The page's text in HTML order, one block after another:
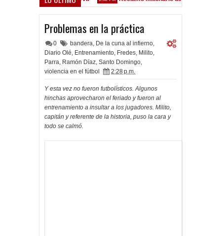
Problemas en la práctica
0 bandera, De la cuna al infierno,
Diario Olé, Entrenamiento, Fredes, Milito,
Parra, Ramón Díaz, Santo Domingo,
violencia en el fútbol
2:28 p.m.
Y esta vez no fueron futbolísticos. Algunos
hinchas aprovecharon el feriado y fueron al
entrenamiento a insultar a los jugadores. Milito,
capitán y referente de la historia, puso la cara y
todo se calmó.